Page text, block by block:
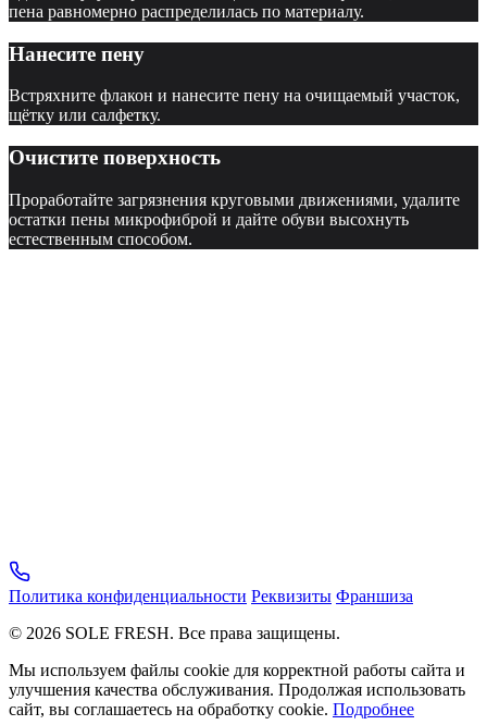
пена равномерно распределилась по материалу.
Нанесите пену
Встряхните флакон и нанесите пену на очищаемый участок,
щётку или салфетку.
Очистите поверхность
Проработайте загрязнения круговыми движениями, удалите
остатки пены микрофиброй и дайте обуви высохнуть
естественным способом.
Политика конфиденциальности Реквизиты Франшиза
© 2026 SOLE FRESH. Все права защищены.
Мы используем файлы cookie для корректной работы сайта и
улучшения качества обслуживания. Продолжая использовать
сайт, вы соглашаетесь на обработку cookie. Подробнее